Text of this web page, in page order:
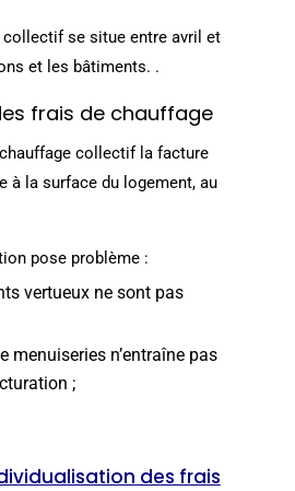
collectif se situe entre avril et
et les bâtiments. .
frais de chauffage
collectif la facture
à la surface du logement, au
pose problème :
vertueux ne sont pas
menuiseries n’entraîne pas
;
des frais